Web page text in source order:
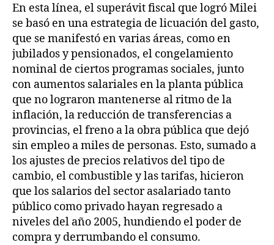
En esta línea, el superávit fiscal que logró Milei
se basó en una estrategia de licuación del gasto,
que se manifestó en varias áreas, como en
jubilados y pensionados, el congelamiento
nominal de ciertos programas sociales, junto
con aumentos salariales en la planta pública
que no lograron mantenerse al ritmo de la
inflación, la reducción de transferencias a
provincias, el freno a la obra pública que dejó
sin empleo a miles de personas. Esto, sumado a
los ajustes de precios relativos del tipo de
cambio, el combustible y las tarifas, hicieron
que los salarios del sector asalariado tanto
público como privado hayan regresado a
niveles del año 2005, hundiendo el poder de
compra y derrumbando el consumo.